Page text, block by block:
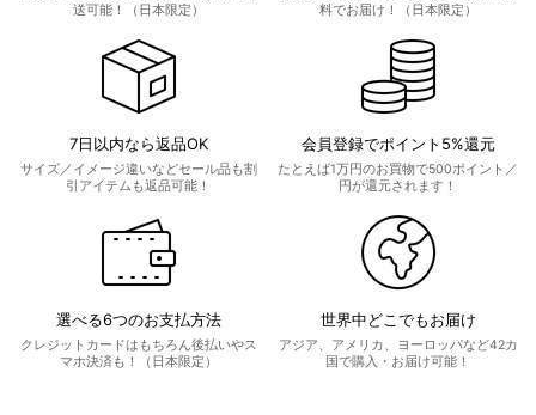
送可能！（日本限定）
料でお届け！（日本限定）
7日以内なら返品OK
サイズ／イメージ違いなどセール品も割
引アイテムも返品可能！
会員登録でポイント5%還元
たとえば1万円のお買物で500ポイント／
円が還元されます！
選べる6つのお支払方法
クレジットカードはもちろん後払いやス
マホ決済も！（日本限定）
世界中どこでもお届け
アジア、アメリカ、ヨーロッパなど42カ
国で購入・お届け可能！